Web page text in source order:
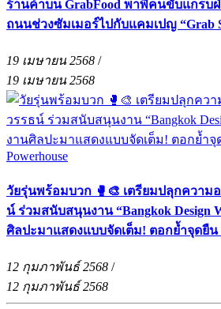
ร้านค้าบน GrabFood พาพี่คนขับแกร็บ
ถนนช่วงซัมเมอร์ไปกับแคมเปญ “Grab
19 เมษายน 2568 /
19 เมษายน 2568
วัยรุ่นพร้อมบวก 🥊🎨 เตรียมปลุกความ
น์ ร่วมสนับสนุนงาน “Bangkok Design
ศิลปะมาแสดงแบบจัดเต็ม! ตอกย้ำจุดยืน
12 กุมภาพันธ์ 2568 /
12 กุมภาพันธ์ 2568